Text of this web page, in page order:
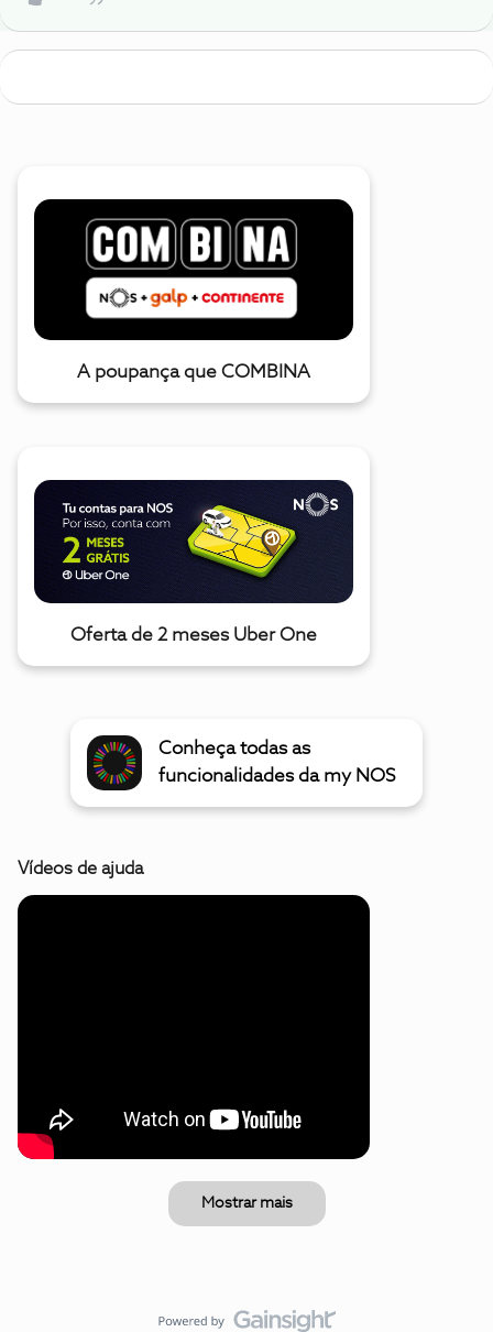
A poupança que COMBINA
Oferta de 2 meses Uber One
Conheça todas as
funcionalidades da my NOS
Vídeos de ajuda
Mostrar mais